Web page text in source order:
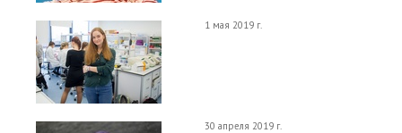
1 мая 2019 г.
30 апреля 2019 г.